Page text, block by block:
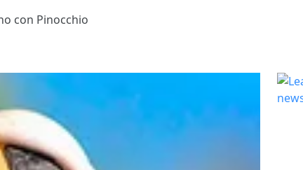
con Pinocchio